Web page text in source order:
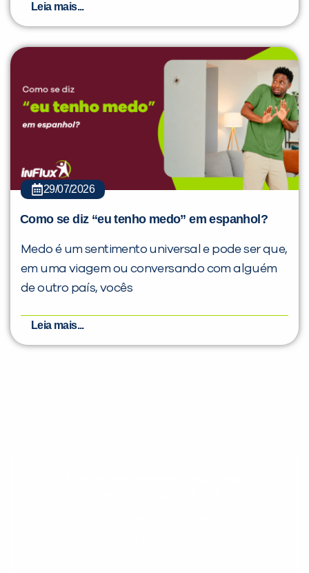
Leia mais...
29/07/2026
Como se diz “eu tenho medo” em espanhol?
Medo é um sentimento universal e pode ser que,
em uma viagem ou conversando com alguém
de outro país, vocês
Leia mais...